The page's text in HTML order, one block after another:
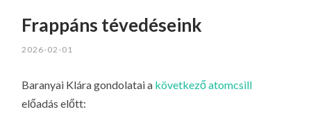
Frappáns tévedéseink
2026-02-01
Baranyai Klára gondolatai a következő atomcsill
előadás előtt: